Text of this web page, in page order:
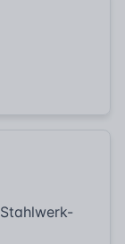
Stahlwerk-